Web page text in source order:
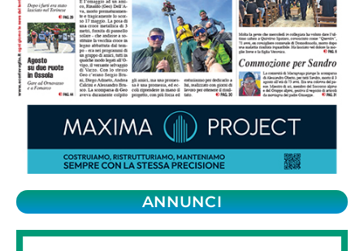
ANNUNCI